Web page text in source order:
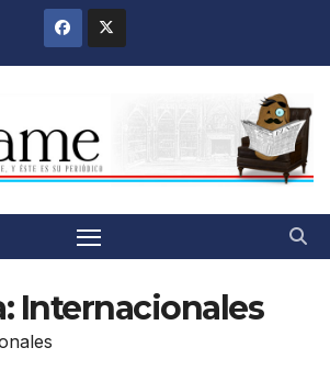
Internacionales